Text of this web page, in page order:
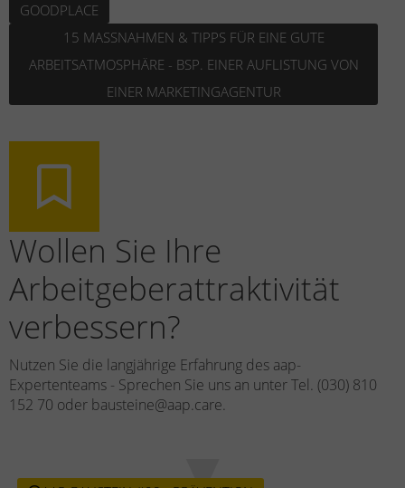
GOODPLACE
15 MASSNAHMEN & TIPPS FÜR EINE GUTE A
RBEITSATMOSPHÄRE - BSP. EINER AUFLISTUNG VON E
INER MARKETINGAGENTUR
Wollen Sie Ihre
Arbeitgeberattraktivität
verbessern?
Nutzen Sie die langjährige Erfahrung des aap-
Expertenteams - Sprechen Sie uns an unter Tel. (030) 810
152 70 oder bausteine@aap.care.